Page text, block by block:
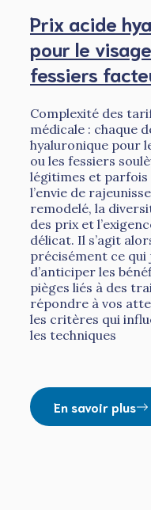
Prix acide
pour le
fessiers
Complexité des
médicale : chaque
hyaluronique pour
ou les fessiers
légitimes et parfois
l’envie de
remodelé, la
des prix et
délicat. Il s’agit
précisément ce qui
d’anticiper les
pièges liés à des
répondre à vos
les critères qui
les techniques
En savoir plus